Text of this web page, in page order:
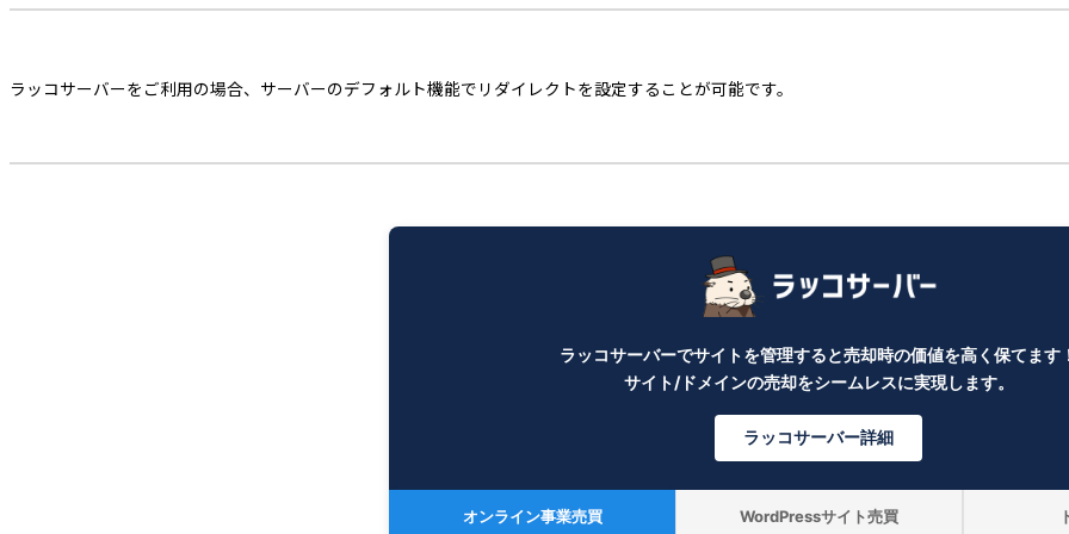
ラッコサーバーをご利用の場合、サーバーのデフォルト機能でリダイレクトを設定することが可能です。
ラッコサーバーでサイトを管理すると売却時の価値を高く保てます
サイト/ドメインの売却をシームレスに実現します。
ラッコサーバー詳細
オンライン事業売買 WordPressサイト売買